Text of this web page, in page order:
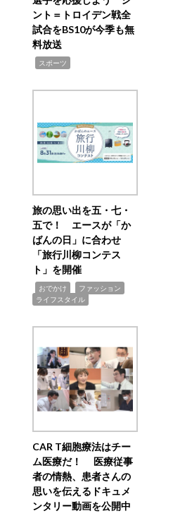
ント＝トロイデン戦全
試合をBS10が今季も無
料放送
スポーツ
旅の思い出を五・七・
五で！ エースが「か
ばんの日」に合わせ
「旅行川柳コンテス
ト」を開催
おでかけ ファッション
ライフスタイル
CAR T細胞療法はチー
ム医療だ！ 医療従事
者の情熱、患者さんの
思いを伝えるドキュメ
ンタリー動画を公開中